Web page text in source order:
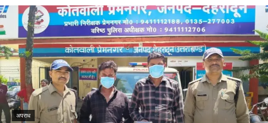
अपराध